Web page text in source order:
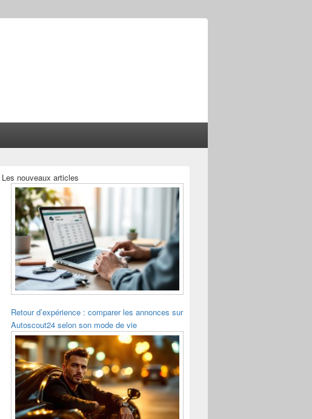
principale
widget
latérale
Les nouveaux articles
Retour d’expérience : comparer les annonces sur
Autoscout24 selon son mode de vie